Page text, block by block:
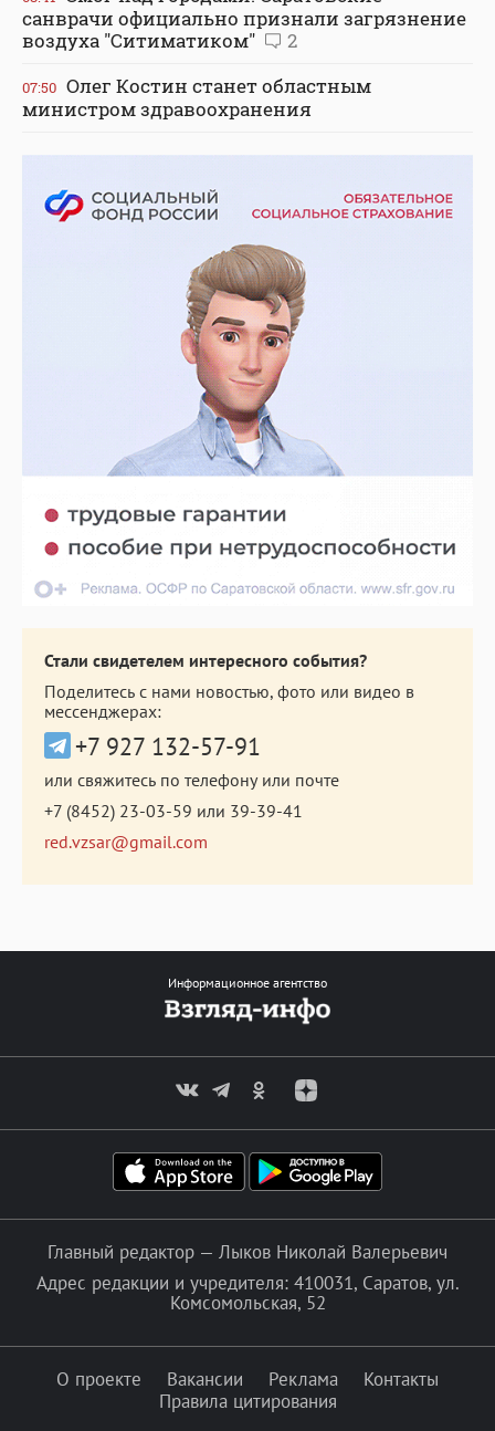
санврачи официально признали загрязнение
воздуха "Ситиматиком"
2
07:50 Олег Костин станет областным
министром здравоохранения
Стали свидетелем интересного события?
Поделитесь с нами новостью, фото или видео в
мессенджерах:
+7 927 132-57-91
или свяжитесь по телефону или почте
+7 (8452) 23-03-59 или 39-39-41
red.vzsar@gmail.com
Информационное агентство
Главный редактор — Лыков Николай Валерьевич
Адрес редакции и учредителя: 410031, Саратов, ул.
Комсомольская, 52
О проекте Вакансии Реклама
Контакты
Правила цитирования